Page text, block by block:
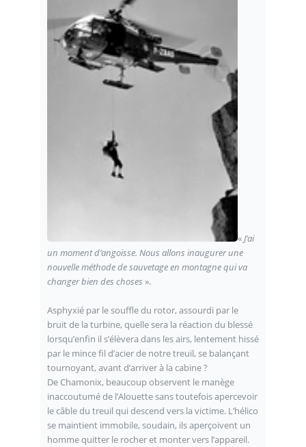
«J’ai
un moment d’angoisse. Nous allons inaugurer une
nouvelle méthode de sauvetage en montagne qui va
changer bien des choses ».
Asphyxié par le souffle du rotor, assourdi par le
bruit de la turbine, quelle sera la réaction du blessé
lorsqu’enfin il s’élèvera dans les airs, lentement hissé
par le mince fil d’acier de notre treuil, se balançant
tournoyant, avant d’arriver à la cabine ?
De Chamonix, beaucoup observent le manège
inaccoutumé de l’Alouette sans toutefois apercevoir
le câble du treuil qui descend vers la victime. L’hélico
se maintient immobile, soudain, ils aperçoivent un
homme quitter le rocher et monter vers l’appareil.